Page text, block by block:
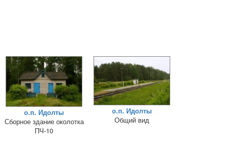
о.п. Идолты
Сборное здание околотка
ПЧ-10
о.п. Идолты
Общий вид